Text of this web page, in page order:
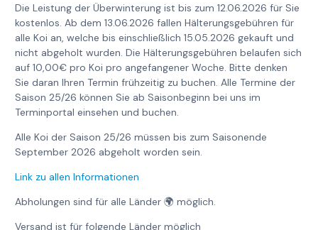
Die Leistung der Überwinterung ist bis zum 12.06.2026 für Sie
kostenlos. Ab dem 13.06.2026 fallen Hälterungsgebühren für
alle Koi an, welche bis einschließlich 15.05.2026 gekauft und
nicht abgeholt wurden. Die Hälterungsgebühren belaufen sich
auf 10,00€ pro Koi pro angefangener Woche. Bitte denken
Sie daran Ihren Termin frühzeitig zu buchen. Alle Termine der
Saison 25/26 können Sie ab Saisonbeginn bei uns im
Terminportal einsehen und buchen.
Alle Koi der Saison 25/26 müssen bis zum Saisonende
September 2026 abgeholt worden sein.
Link zu allen Informationen
Abholungen sind für alle Länder 🌍 möglich.
Versand ist für folgende Länder möglich